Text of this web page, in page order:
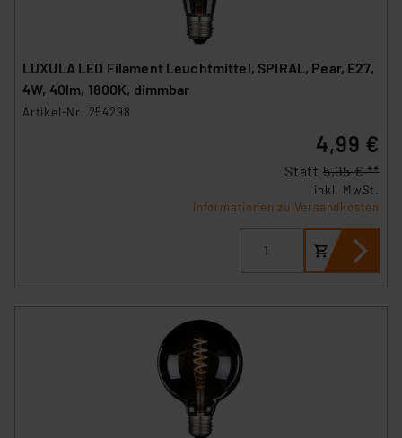
LUXULA LED Filament Leuchtmittel, SPIRAL, Pear, E27,
4W, 40lm, 1800K, dimmbar
Artikel-Nr. 254298
4,99 €
Statt 5,95 € **
inkl. MwSt.
Informationen zu Versandkosten